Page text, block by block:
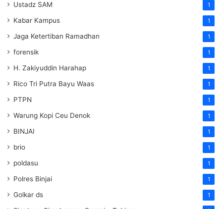
Ustadz SAM 1
Kabar Kampus 1
Jaga Ketertiban Ramadhan 1
forensik 1
H. Zakiyuddin Harahap 1
Rico Tri Putra Bayu Waas 1
PTPN 1
Warung Kopi Ceu Denok 1
BINJAI 1
brio 1
poldasu 1
Polres Binjai 1
Golkar ds 1